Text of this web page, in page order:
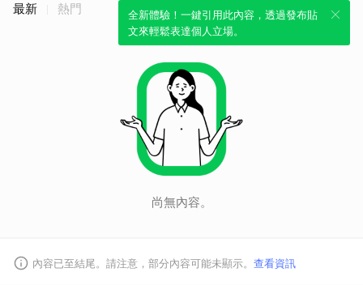
全新體驗！一鍵引用此內容，透過發布貼
文來輕鬆表達個人立場。
最新 熱門
尚無內容。
內容已至結尾。請注意，部分內容可能未顯示。 查看資訊